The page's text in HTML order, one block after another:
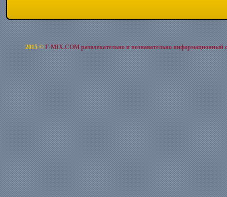
2015 ©F-MIX.COM развлекательно и познавательно информационный